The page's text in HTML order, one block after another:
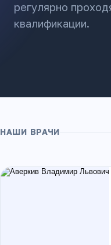
регулярно
квалификации.
НАШИ ВРАЧИ